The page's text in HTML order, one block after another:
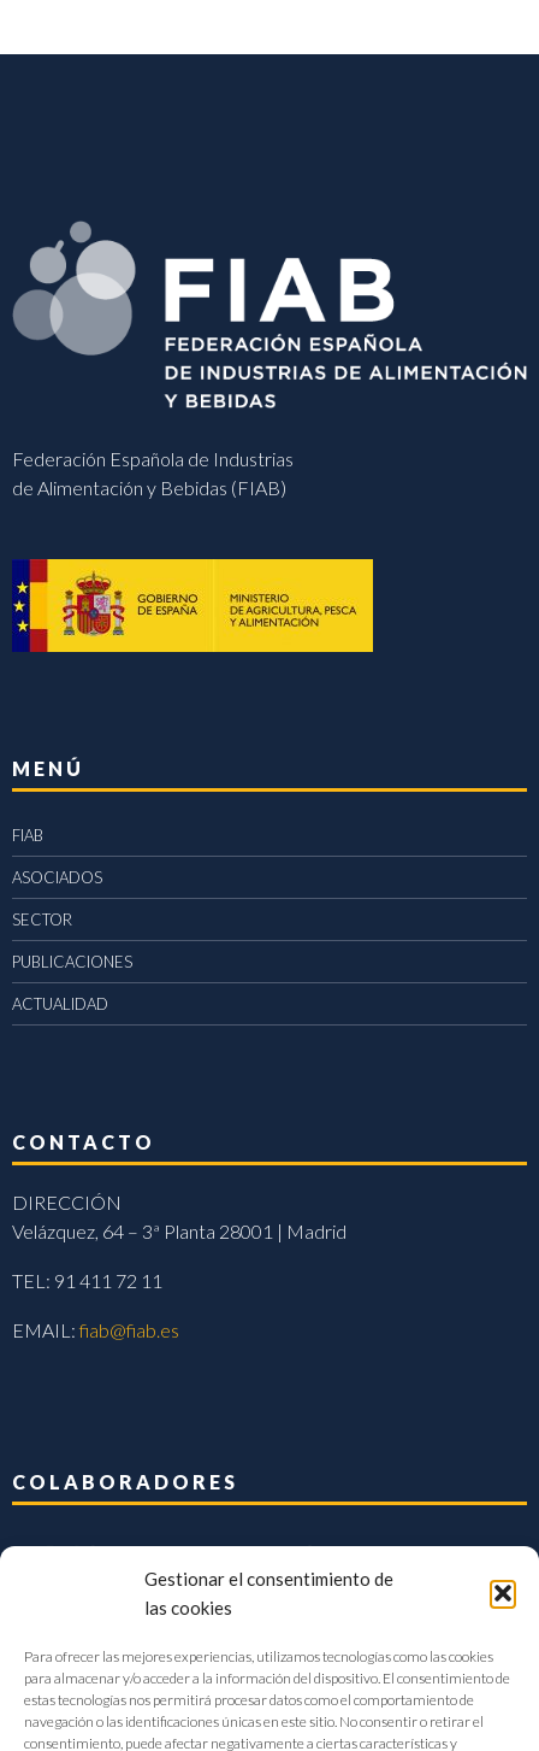
Gestionar el consentimiento de
las cookies
Para ofrecer las mejores experiencias, utilizamos tecnologías como las cookies
para almacenar y/o acceder a la información del dispositivo. El consentimiento de
estas tecnologías nos permitirá procesar datos como el comportamiento de
navegación o las identificaciones únicas en este sitio. No consentir o retirar el
consentimiento, puede afectar negativamente a ciertas características y
Federación Española de Industrias
de Alimentación y Bebidas (FIAB)
MENÚ
FIAB
ASOCIADOS
SECTOR
PUBLICACIONES
ACTUALIDAD
CONTACTO
DIRECCIÓN
Velázquez, 64 – 3ª Planta 28001 | Madrid
TEL: 91 411 72 11
EMAIL:fiab@fiab.es
COLABORADORES